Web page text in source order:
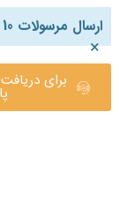
ارسال مرسولات 10 روز کاری میباشد
×
برای